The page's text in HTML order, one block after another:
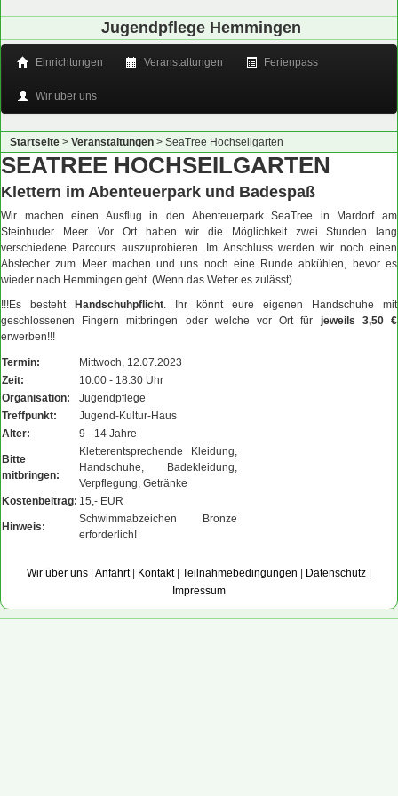
Jugendpflege Hemmingen
Einrichtungen Veranstaltungen Ferienpass
Wir über uns
Startseite > Veranstaltungen > SeaTree Hochseilgarten
SEATREE HOCHSEILGARTEN
Klettern im Abenteuerpark und Badespaß
Wir machen einen Ausflug in den Abenteuerpark SeaTree in Mardorf am
Steinhuder Meer. Vor Ort haben wir die Möglichkeit zwei Stunden lang
verschiedene Parcours auszuprobieren. Im Anschluss werden wir noch einen
Abstecher zum Meer machen und uns noch eine Runde abkühlen, bevor es
wieder nach Hemmingen geht. (Wenn das Wetter es zulässt)
!!!Es besteht
Handschuhpflicht. Ihr könnt eure eigenen Handschuhe mit
geschlossenen Fingern mitbringen oder welche vor Ort für jeweils 3,50 €
erwerben!!!
Termin:
Mittwoch, 12.07.2023
Zeit:
10:00 - 18:30 Uhr
Organisation:
Jugendpflege
Treffpunkt:
Jugend-Kultur-Haus
Alter:
9 - 14 Jahre
Bitte
mitbringen:
Kletterentsprechende Kleidung,
Handschuhe, Badekleidung,
Verpflegung, Getränke
Kostenbeitrag: 15,- EUR
Hinweis:
Schwimmabzeichen Bronze
erforderlich!
Wir über uns Anfahrt| Kontakt| Teilnahmebedingungen Datenschutz
Impressum